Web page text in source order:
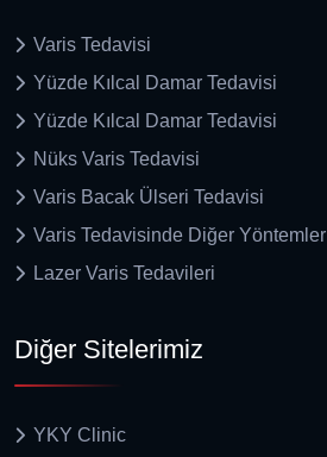
Varis Tedavisi
Yüzde Kılcal Damar Tedavisi
Yüzde Kılcal Damar Tedavisi
Nüks Varis Tedavisi
Varis Bacak Ülseri Tedavisi
Varis Tedavisinde Diğer Yöntemler
Lazer Varis Tedavileri
Diğer Sitelerimiz
YKY Clinic